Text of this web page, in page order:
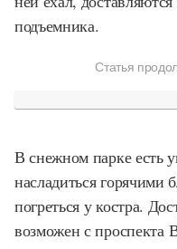
подъемника.
Статья
В снежном парке есть
насладиться
погреться у костра.
возможен с проспекта